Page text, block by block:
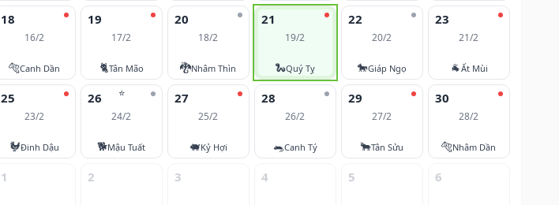
18
16/2
🐅Canh Dần
19
17/2
🐈Tân Mão
20
18/2
🐉Nhâm Thìn
21
19/2
🐍Quý Tỵ
22
20/2
🐎Giáp Ngọ
23
21/2
🐐Ất Mùi
25
23/2
🐓Đinh Dậu
⭐
26
24/2
🐕Mậu Tuất
27
25/2
🐖Kỷ Hợi
28
26/2
🐀Canh Tý
29
27/2
🐂Tân Sửu
30
28/2
🐅Nhâm Dần
1 2 3 4 5 6